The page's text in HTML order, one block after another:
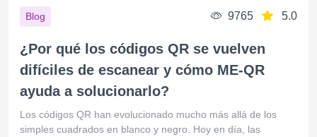
Blog 9765 5.0
¿Por qué los códigos QR se vuelven
difíciles de escanear y cómo ME-QR
ayuda a solucionarlo?
Los códigos QR han evolucionado mucho más allá de los
simples cuadrados en blanco y negro. Hoy en día, las